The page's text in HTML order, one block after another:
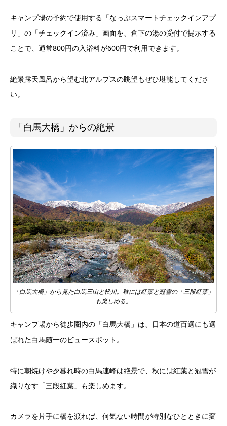
キャンプ場の予約で使用する「なっぷスマートチェックインアプ
リ」の「チェックイン済み」画面を、倉下の湯の受付で提示する
ことで、通常800円の入浴料が600円で利用できます。
絶景露天風呂から望む北アルプスの眺望もぜひ堪能してくださ
い。
「白馬大橋」からの絶景
「白馬大橋」から見た白馬三山と松川。秋には紅葉と冠雪の「三段紅葉」
も楽しめる。
キャンプ場から徒歩圏内の「白馬大橋」は、日本の道百選にも選
ばれた白馬随一のビュースポット。
特に朝焼けや夕暮れ時の白馬連峰は絶景で、秋には紅葉と冠雪が
織りなす「三段紅葉」も楽しめます。
カメラを片手に橋を渡れば、何気ない時間が特別なひとときに変